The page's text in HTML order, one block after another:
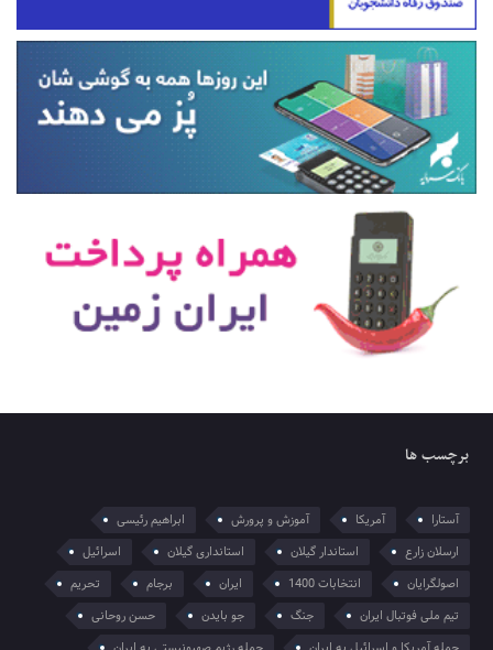
برچسب ها
آستارا آمریکا آموزش و پرورش
ابراهیم رئیسی
ارسلان زارع
استاندار گیلان استانداری گیلان
اسرائیل
اصولگرایان
انتخابات 1400 ایران برجام
تحریم
تیم ملی فوتبال ایران
جنگ جو بایدن
حسن روحانی